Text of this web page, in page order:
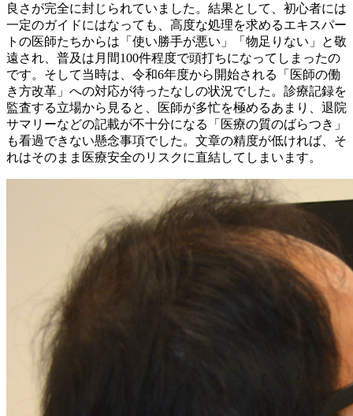
良さが完全に封じられていました。結果として、初心者には
一定のガイドにはなっても、高度な処理を求めるエキスパー
トの医師たちからは「使い勝手が悪い」「物足りない」と敬
遠され、普及は月間100件程度で頭打ちになってしまったの
です。そして当時は、令和6年度から開始される「医師の働
き方改革」への対応が待ったなしの状況でした。診療記録を
監査する立場から見ると、医師が多忙を極めるあまり、退院
サマリーなどの記載が不十分になる「医療の質のばらつき」
も看過できない懸念事項でした。文章の精度が低ければ、そ
れはそのまま医療安全のリスクに直結してしまいます。